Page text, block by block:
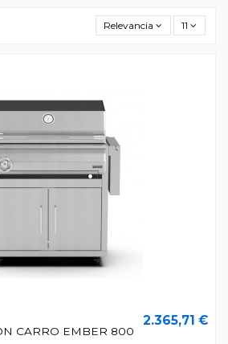
Relevancia 11
CARRO EMBER 800
2.365,71 €